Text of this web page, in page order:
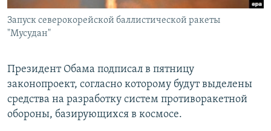
Запуск северокорейской баллистической ракеты
"Мусудан"
Президент Обама подписал в пятницу
законопроект, согласно которому будут выделены
средства на разработку систем противоракетной
обороны, базирующихся в космосе.